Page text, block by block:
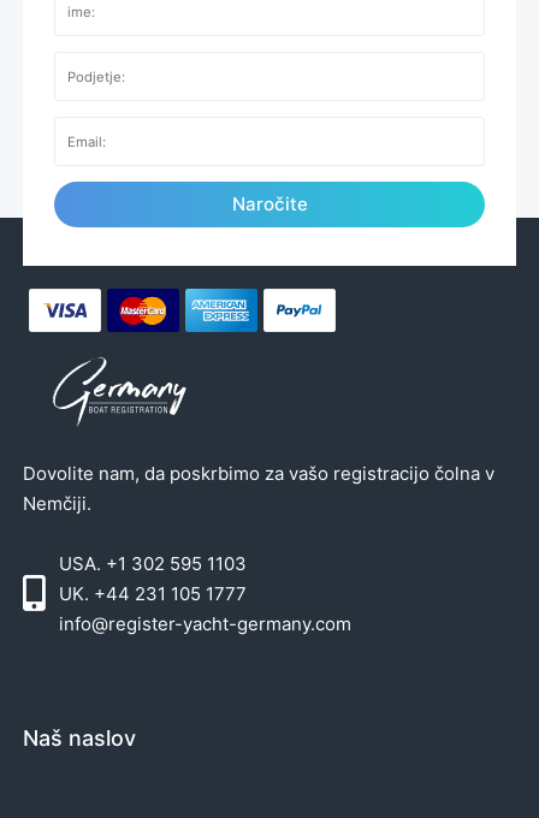
Naročite
Dovolite nam, da poskrbimo za vašo registracijo čolna v
Nemčiji.
USA. +1 302 595 1103
UK. +44 231 105 1777
info@register-yacht-germany.com
Naš naslov